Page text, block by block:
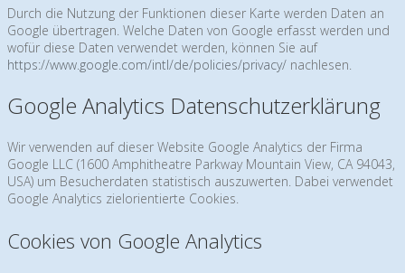
Durch die Nutzung der Funktionen dieser Karte werden Daten an
Google übertragen. Welche Daten von Google erfasst werden und
wofür diese Daten verwendet werden, können Sie auf
https://www.google.com/intl/de/policies/privacy/ nachlesen.
Google Analytics Datenschutzerklärung
Wir verwenden auf dieser Website Google Analytics der Firma
Google LLC (1600 Amphitheatre Parkway Mountain View, CA 94043,
USA) um Besucherdaten statistisch auszuwerten. Dabei verwendet
Google Analytics zielorientierte Cookies.
Cookies von Google Analytics